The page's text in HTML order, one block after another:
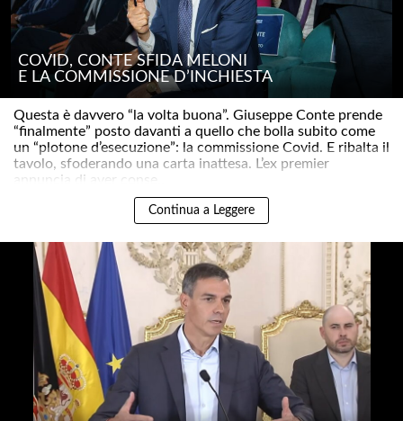
COVID, CONTE SFIDA MELONI
E LA COMMISSIONE D’INCHIESTA
Questa è davvero “la volta buona”. Giuseppe Conte prende
“finalmente” posto davanti a quello che bolla subito come
un “plotone d’esecuzione”: la commissione Covid. E ribalta il
tavolo, sfoderando una carta inattesa. L’ex premier
annuncia di aver conse..
Continua a Leggere